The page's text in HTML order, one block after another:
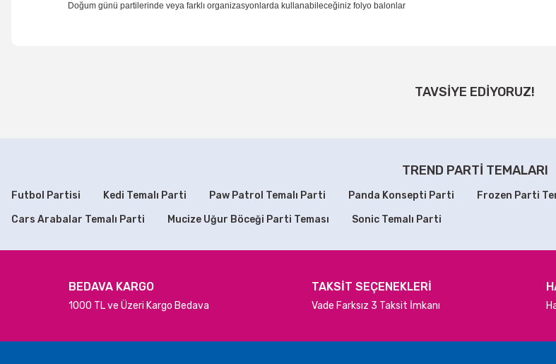
Doğum günü partilerinde veya farklı organizasyonlarda kullanabileceğiniz folyo balonlar
Bu ürüne ilk yorumu siz yapın!
Bu ürüne benzer farklı alternatifler olmalı.
TAVSİYE EDİYORUZ!
75,00 TL
Yıldız Şekilli Rose Gold 3 Boyutlu Asma Süsler
120,00 TL
0 Rakamı Rose Gold Folyo Balon 75 cm
75,00 TL
TREND PARTİ TEMALARI
Futbol Partisi Kedi Temalı Parti Paw Patrol Temalı Parti Panda Konsepti Parti Frozen Parti
Cars Arabalar Temalı Parti
Mucize Uğur Böceği Parti Teması Sonic Temalı Parti
BEDAVA KARGO
1000 TL ve Üzeri Kargo Bedava
TAKSİT SEÇENEKLERİ
Vade Farksız 3 Taksit İmkanı